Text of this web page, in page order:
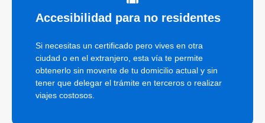
Accesibilidad para no residentes
Si necesitas un certificado pero vives en otra
ciudad o en el extranjero, esta vía te permite
obtenerlo sin moverte de tu domicilio actual y sin
tener que delegar el trámite en terceros o realizar
viajes costosos.